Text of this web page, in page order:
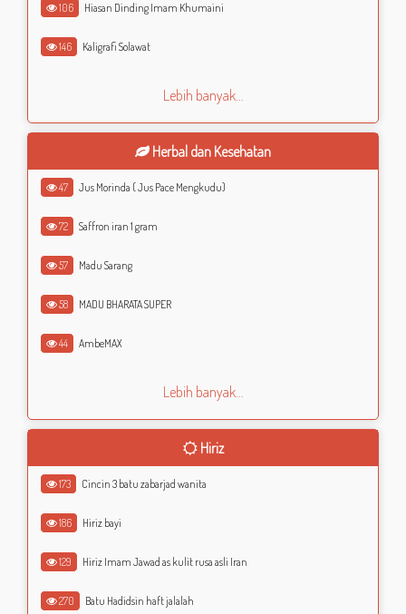
106 Hiasan Dinding Imam Khumaini
146 Kaligrafi Solawat
Lebih banyak...
Herbal dan Kesehatan
47 Jus Morinda ( Jus Pace Mengkudu)
72 Saffron iran 1 gram
57 Madu Sarang
58 MADU BHARATA SUPER
44 AmbeMAX
Lebih banyak...
Hiriz
173 Cincin 3 batu zabarjad wanita
186 Hiriz bayi
129 Hiriz Imam Jawad as kulit rusa asli Iran
270 Batu Hadidsin haft jalalah